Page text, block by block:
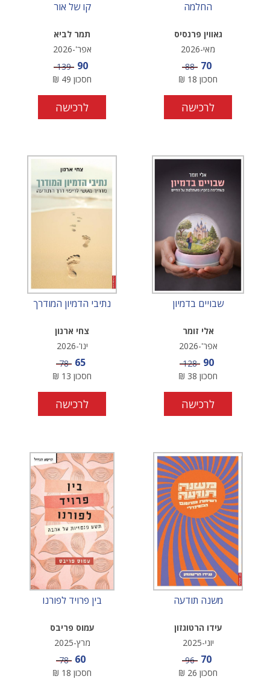
החלמה
גאווין פרנסיס
מאי-2026
מחיר מבצע
70 מחיר
88
חסכון 18
₪
לרכישה
קו של אור
תמר לביא
אפר'-2026
מחיר מבצע
90 מחיר
139
חסכון 49
₪
לרכישה
שבויים בדמיון
אלי זומר
אפר'-2026
מחיר מבצע
90 מחיר
128
חסכון 38
₪
לרכישה
נתיבי הדמיון המודרך
צחי ארנון
ינו'-2026
מחיר מבצע
65 מחיר
78
חסכון 13
₪
לרכישה
משנה תודעה
עידו הרטוגזון
יוני-2025
מחיר מבצע
70 מחיר
96
חסכון 26
₪
בין פרויד לפורנו
עמוס פריבס
מרץ-2025
מחיר מבצע
60 מחיר
78
חסכון 18
₪